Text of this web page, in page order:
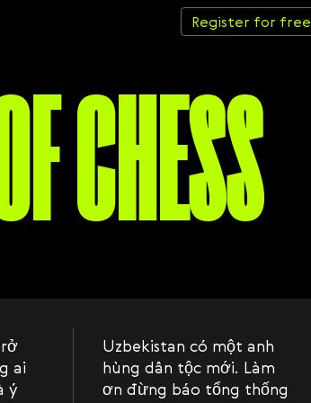
Register for free
CHESS
ai
ý
Uzbekistan có một anh
hùng dân tộc mới. Làm
ơn đừng báo tổng thống